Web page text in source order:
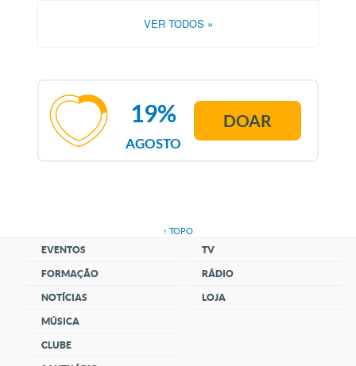
VER TODOS »
AGOSTO
19% DOAR
↑ TOPO
EVENTOS
FORMAÇÃO
NOTÍCIAS
MÚSICA
CLUBE
TV
RÁDIO
LOJA